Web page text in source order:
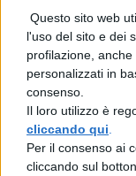
Questo sito web
l'uso del sito e dei
profilazione,
personalizzati in
consenso.
Il loro utilizzo è
cliccando qui
Per il consenso ai
cliccando sul
come
mare
L’estate
aspettano
anche